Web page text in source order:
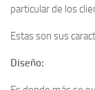
particular de los
Estas son sus
Diseño: